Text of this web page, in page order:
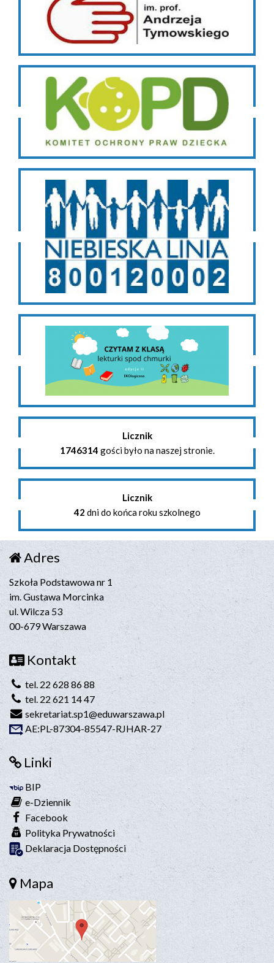
Licznik
1746314 gości było na naszej stronie.
Licznik
42 dni do końca roku szkolnego
Adres
Szkoła Podstawowa nr 1
im. Gustawa Morcinka
ul. Wilcza 53
00-679 Warszawa
Kontakt
tel. 22 628 86 88
tel. 22 621 14 47
sekretariat.sp1@eduwarszawa.pl
AE:PL-87304-85547-RJHAR-27
Linki
BIP
e-Dziennik
Facebook
Polityka Prywatności
Deklaracja Dostępności
Mapa